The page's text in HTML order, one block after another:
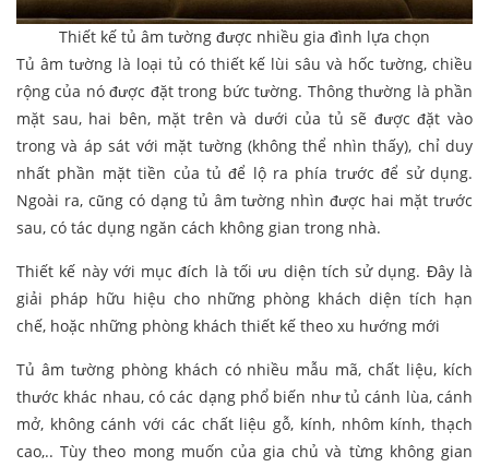
Thiết kế tủ âm tường được nhiều gia đình lựa chọn
Tủ âm tường là loại tủ có thiết kế lùi sâu và hốc tường, chiều
rộng của nó được đặt trong bức tường. Thông thường là phần
mặt sau, hai bên, mặt trên và dưới của tủ sẽ được đặt vào
trong và áp sát với mặt tường (không thể nhìn thấy), chỉ duy
nhất phần mặt tiền của tủ để lộ ra phía trước để sử dụng.
Ngoài ra, cũng có dạng tủ âm tường nhìn được hai mặt trước
sau, có tác dụng ngăn cách không gian trong nhà.
Thiết kế này với mục đích là tối ưu diện tích sử dụng. Đây là
giải pháp hữu hiệu cho những phòng khách diện tích hạn
chế, hoặc những phòng khách thiết kế theo xu hướng mới
Tủ âm tường phòng khách có nhiều mẫu mã, chất liệu, kích
thước khác nhau, có các dạng phổ biến như tủ cánh lùa, cánh
mở, không cánh với các chất liệu gỗ, kính, nhôm kính, thạch
cao,.. Tùy theo mong muốn của gia chủ và từng không gian